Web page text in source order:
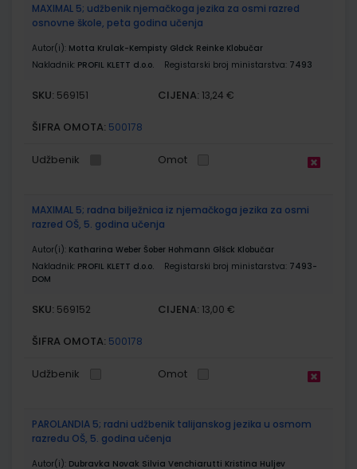
MAXIMAL 5; udžbenik njemačkoga jezika za osmi razred
osnovne škole, peta godina učenja
Autor(i): Motta Krulak-Kempisty Glđck Reinke Klobučar
Nakladnik: PROFIL KLETT d.o.o. Registarski broj ministarstva: 7493
SKU: 569151 CIJENA: 13,24 €
ŠIFRA OMOTA: 500178
Udžbenik Omot
MAXIMAL 5; radna bilježnica iz njemačkoga jezika za osmi
razred OŠ, 5. godina učenja
Autor(i): Katharina Weber Šober Hohmann Glšck Klobučar
Nakladnik: PROFIL KLETT d.o.o. Registarski broj ministarstva: 7493-
DOM
SKU: 569152 CIJENA: 13,00 €
ŠIFRA OMOTA: 500178
Udžbenik Omot
PAROLANDIA 5; radni udžbenik talijanskog jezika u osmom
razredu OŠ, 5. godina učenja
Autor(i): Dubravka Novak Silvia Venchiarutti Kristina Huljev